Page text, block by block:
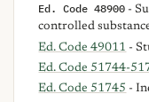
Ed. Code 48900 -
controlled
Ed. Code 49011 -
Ed. Code 51744-
Ed. Code 51745 -